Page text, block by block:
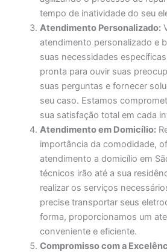
tempo de inatividade do seu
Atendimento Personalizado:
atendimento personalizado e
suas necessidades
pronta para ouvir suas
suas perguntas e fornecer
seu caso. Estamos
sua satisfação total em cada
Atendimento em Domicílio:
importância da comodidade,
atendimento a domicílio em
técnicos irão até a sua
realizar os serviços
precise transportar seus
forma, proporcionamos um
conveniente e eficiente.
Compromisso com a